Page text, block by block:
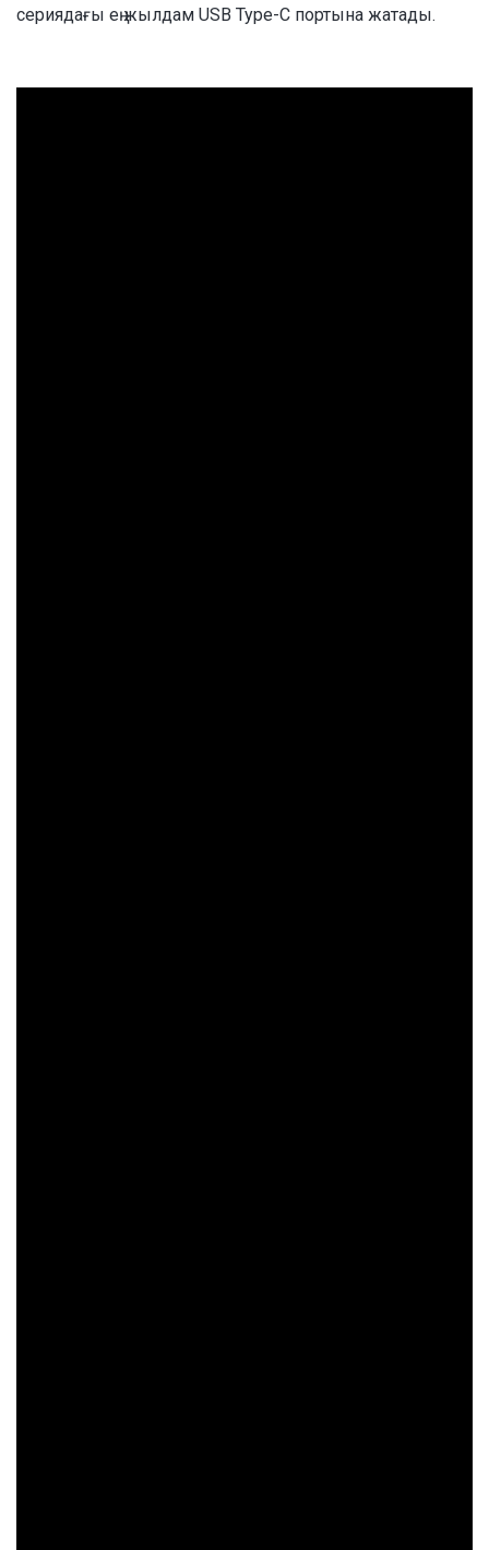
сериядағы ең жылдам USB Type-C портына жатады.